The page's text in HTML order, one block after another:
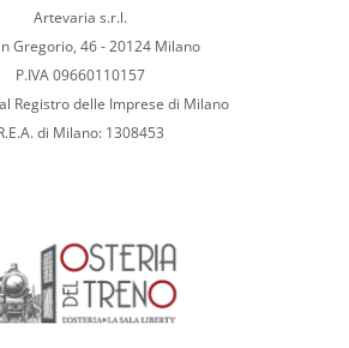
Artevaria s.r.l.
Gregorio, 46 - 20124 Milano
P.IVA 09660110157
Registro delle Imprese di Milano
di Milano: 1308453